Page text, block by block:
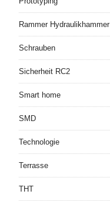
Rammer Hydraulikhammer
Schrauben
Sicherheit RC2
Smart home
SMD
Technologie
Terrasse
THT